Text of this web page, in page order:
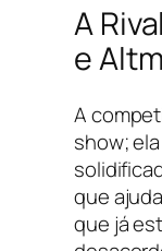
A
e
A
show;
que
que já